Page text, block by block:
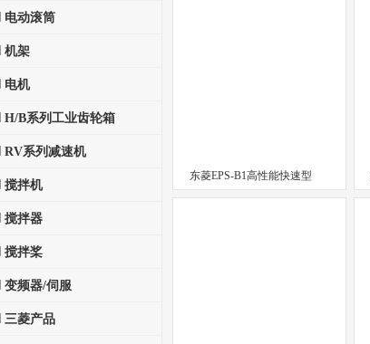
电动滚筒
机架
电机
H/B系列工业齿轮箱
RV系列减速机
搅拌机
搅拌器
搅拌桨
变频器/伺服
三菱产品
东菱EPS-B1高性能快速型